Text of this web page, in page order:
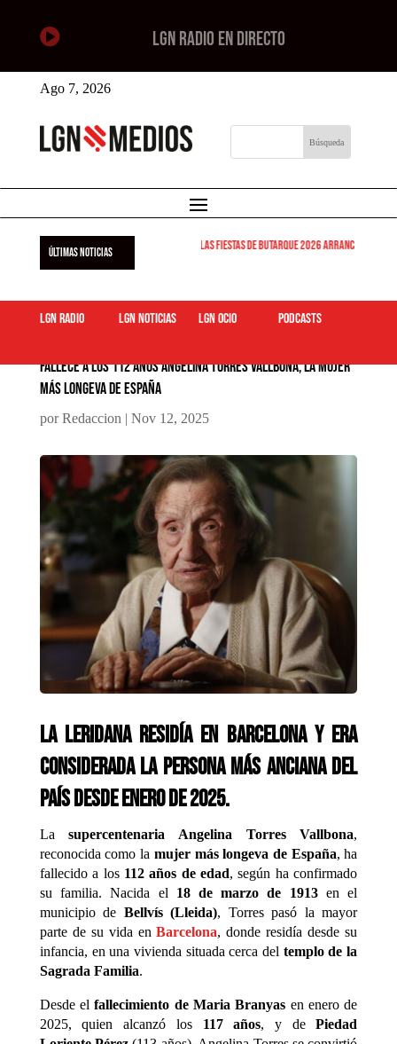
 LGN RADIO EN DIRECTO
Ago 7, 2026
ÚLTIMAS NOTICIAS Las Fiestas de Butarque 2026 arrancan este
LGN Radio LGN Noticias LGN ocio podcasts
Fallece a los 112 años Angelina Torres Vallbona, la mujer
más longeva de España
porRedaccion| Nov 12, 2025
La leridana residía en Barcelona y era
considerada la persona más anciana del
país desde enero de 2025.
Lasupercentenaria Angelina Torres Vallbona,
reconocida como la mujer más longeva de España, ha
fallecido a los 112 años de edad, según ha confirmado
su familia. Nacida el 18 de marzo de 1913en el
municipio de Bellvís (Lleida), Torres pasó la mayor
parte de su vida enBarcelona, donde residía desde su
infancia, en una vivienda situada cerca del templo de la
Sagrada Familia.
Desde elfallecimiento de Maria Branyas en enero de
2025, quien alcanzó los 117 años, y dePiedad